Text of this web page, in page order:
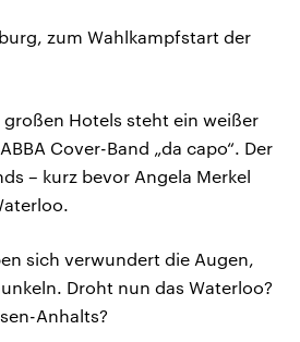
zum Wahlkampfstart der
großen Hotels steht ein weißer
Cover-Band „da capo“. Der
– kurz bevor Angela Merkel
sich verwundert die Augen,
Droht nun das Waterloo?
Anhalts?